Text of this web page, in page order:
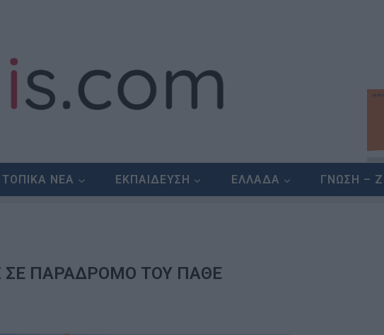
ΤΟΠΙΚΑ ΝΕΑ ΕΚΠΑΙΔΕΥΣΗ ΕΛΛΑΔΑ ΓΝΩΣΗ –
ΣΕ ΠΑΡΑΔΡΟΜΟ ΤΟΥ ΠΑΘΕ